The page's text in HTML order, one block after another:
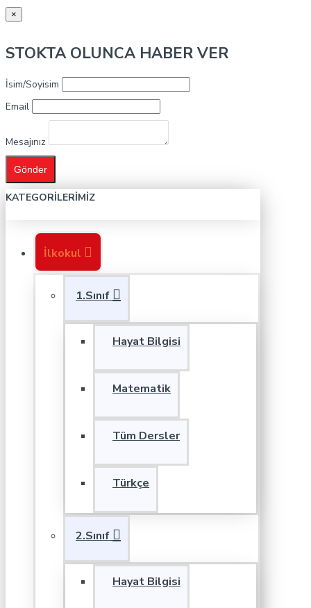
×
STOKTA OLUNCA HABER VER
İsim/Soyisim
Email
Mesajınız
Gönder
KATEGORILERIMIZ
İlkokul
1.Sınıf
Hayat Bilgisi
Matematik
Tüm Dersler
Türkçe
2.Sınıf
Hayat Bilgisi